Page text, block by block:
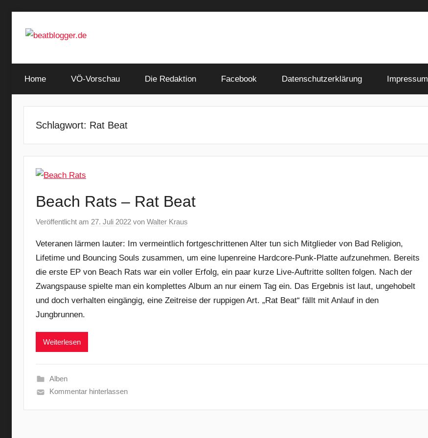
Inhalt
beatblogger.de
and
the
Home VÖ-Vorschau Die Redaktion Facebook Datenschutzerklärung Impressum
Schlagwort: Rat Beat
Beach Rats – Rat Beat
Veröffentlicht am 27. Juli 2022 von Walter Kraus
Veteranen lärmen lauter: Im vermeintlich fortgeschrittenen Alter tun sich Mitglieder von Bad Religion,
Lifetime und Bouncing Souls zusammen, um eine lupenreine Hardcore-Punk-Platte aufzunehmen. Bereits
die erste EP von Beach Rats war ein voller Erfolg, ein paar kurze Live-Auftritte sollten folgen. Nach der
Zwangspause spielte man ein komplettes Album an nur einem Tag ein. Das Ergebnis ist laut, ungehobelt
und doch verhalten eingängig, eine Zeitreise der ruppigen Art. „Rat Beat“ fällt mit Anlauf in den
Jungbrunnen.
Weiterlesen
Alben
Kommentar hinterlassen